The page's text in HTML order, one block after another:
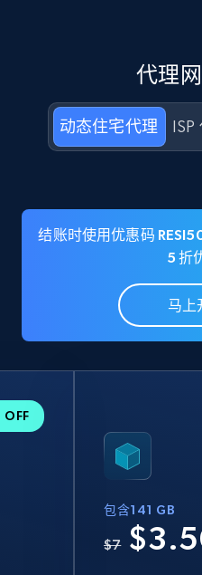
代理
动态住宅代理 ISP
结账时使用优惠码
5 折
马上
OFF
包含141 GB
$7